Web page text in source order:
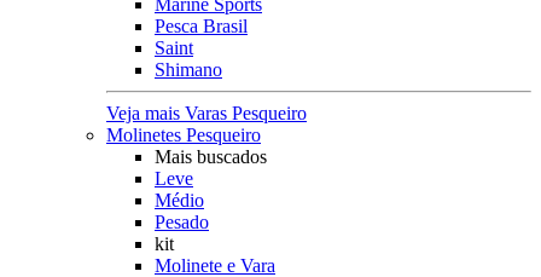
Marine Sports
Pesca Brasil
Saint
Shimano
Veja mais Varas Pesqueiro
Molinetes Pesqueiro
Mais buscados
Leve
Médio
Pesado
kit
Molinete e Vara